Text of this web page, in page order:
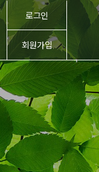
로그인
회원가입